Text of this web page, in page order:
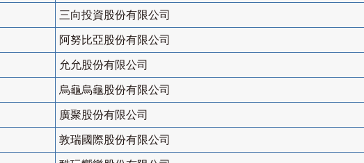
三向投資股份有限公司
阿努比亞股份有限公司
允允股份有限公司
烏龜烏龜股份有限公司
廣聚股份有限公司
敦瑞國際股份有限公司